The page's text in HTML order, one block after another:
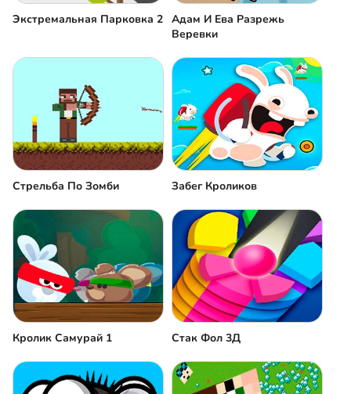
Экстремальная Парковка 2 Адам И Ева Разрежь
Веревки
Стрельба По Зомби Забег Кроликов
Кролик Самурай 1 Стак Фол 3Д